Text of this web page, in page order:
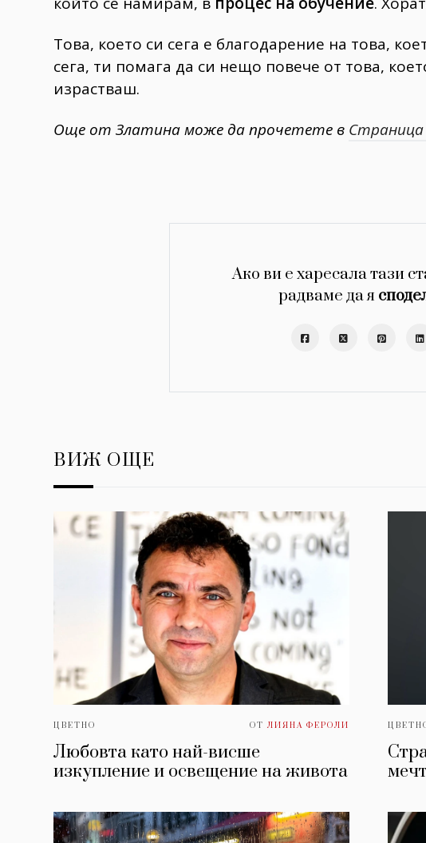
Това, което си сега е благодарение на това,
сега, ти помага да си нещо повече от това,
израстваш.
Още от Златина може да прочетете в
Ако ви е харесала тази
радваме да я
ВИЖ ОЩЕ
ЦВЕТНО ОТЛИЯНА ФЕРОЛИ
Любовта като най-висше
изкупление и освещение на живота